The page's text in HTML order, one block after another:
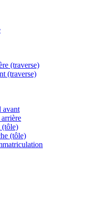
(traverse)
(traverse)
avant
(tôle)
(tôle)